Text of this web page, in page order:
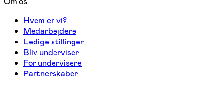
Hvem er vi?
Medarbejdere
Ledige stillinger
Bliv underviser
For undervisere
Partnerskaber